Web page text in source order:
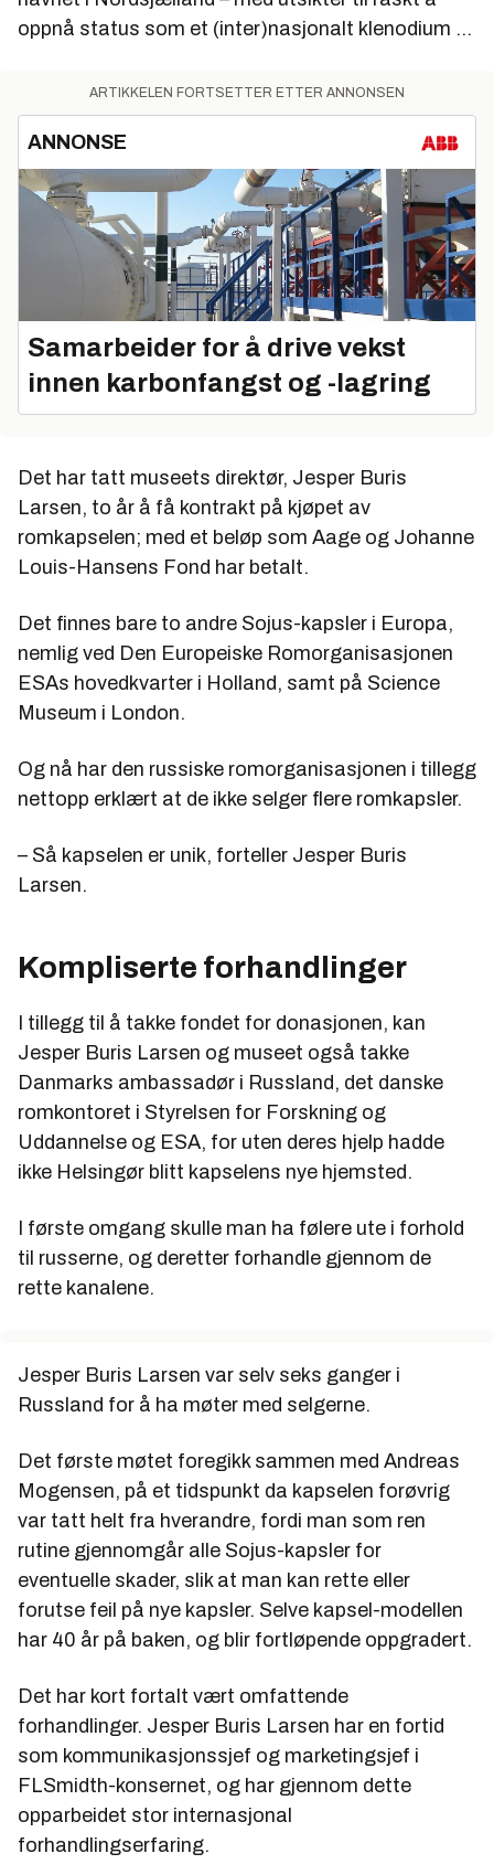
oppnå status som et (inter)nasjonalt klenodium …
ARTIKKELEN FORTSETTER ETTER ANNONSEN
ANNONSE
Samarbeider for å drive vekst
innen karbonfangst og -lagring
Det har tatt museets direktør, Jesper Buris
Larsen, to år å få kontrakt på kjøpet av
romkapselen; med et beløp som Aage og Johanne
Louis-Hansens Fond har betalt.
Det finnes bare to andre Sojus-kapsler i Europa,
nemlig ved Den Europeiske Romorganisasjonen
ESAs hovedkvarter i Holland, samt på Science
Museum i London.
Og nå har den russiske romorganisasjonen i tillegg
nettopp erklært at de ikke selger flere romkapsler.
– Så kapselen er unik, forteller Jesper Buris
Larsen.
Kompliserte forhandlinger
I tillegg til å takke fondet for donasjonen, kan
Jesper Buris Larsen og museet også takke
Danmarks ambassadør i Russland, det danske
romkontoret i Styrelsen for Forskning og
Uddannelse og ESA, for uten deres hjelp hadde
ikke Helsingør blitt kapselens nye hjemsted.
I første omgang skulle man ha følere ute i forhold
til russerne, og deretter forhandle gjennom de
rette kanalene.
Jesper Buris Larsen var selv seks ganger i
Russland for å ha møter med selgerne.
Det første møtet foregikk sammen med Andreas
Mogensen, på et tidspunkt da kapselen forøvrig
var tatt helt fra hverandre, fordi man som ren
rutine gjennomgår alle Sojus-kapsler for
eventuelle skader, slik at man kan rette eller
forutse feil på nye kapsler. Selve kapsel-modellen
har 40 år på baken, og blir fortløpende oppgradert.
Det har kort fortalt vært omfattende
forhandlinger. Jesper Buris Larsen har en fortid
som kommunikasjonssjef og marketingsjef i
FLSmidth-konsernet, og har gjennom dette
opparbeidet stor internasjonal
forhandlingserfaring.